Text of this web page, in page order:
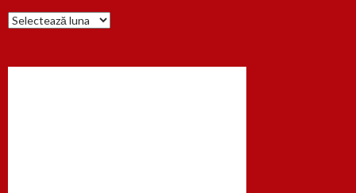
Arhiva